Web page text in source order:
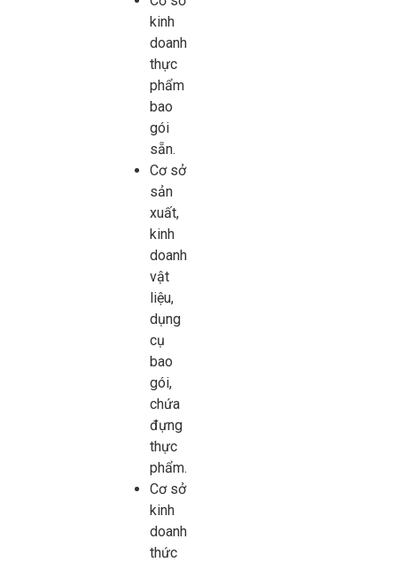
kinh
doanh
thực
phẩm
bao
gói
sẵn.
Cơ sở
sản
xuất,
kinh
doanh
vật
liệu,
dụng
cụ
bao
gói,
chứa
đựng
thực
phẩm.
Cơ sở
kinh
doanh
thức